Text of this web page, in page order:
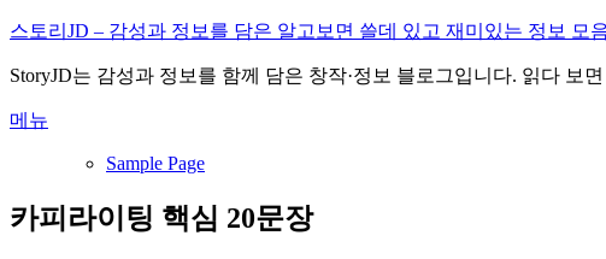
내
으
바
기
스토리JD – 감성과 정보를 담은 알고보면 쓸데 있고 재미있는 정보 모
StoryJD는 감성과 정보를 함께 담은 창작·정보 블로그입니다. 읽다 보
메뉴
Sample Page
카피라이팅 핵심 20문장